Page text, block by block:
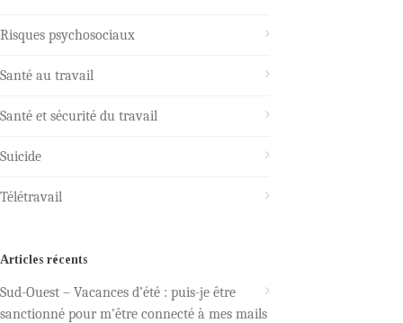
Risques psychosociaux
Santé au travail
Santé et sécurité du travail
Suicide
Télétravail
Articles récents
Sud-Ouest – Vacances d’été : puis-je être
sanctionné pour m’être connecté à mes mails